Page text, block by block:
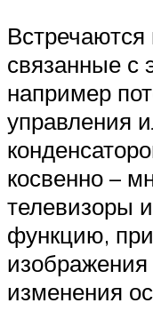
связанные с
например
управления
косвенно –
телевизоры
функцию, при
изображения
изменения